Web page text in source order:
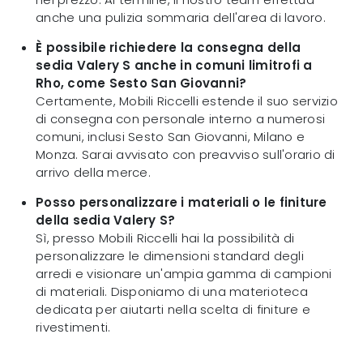
anche una pulizia sommaria dell'area di lavoro.
È possibile richiedere la consegna della
sedia Valery S anche in comuni limitrofi a
Rho, come Sesto San Giovanni?
Certamente, Mobili Riccelli estende il suo servizio
di consegna con personale interno a numerosi
comuni, inclusi Sesto San Giovanni, Milano e
Monza. Sarai avvisato con preavviso sull'orario di
arrivo della merce.
Posso personalizzare i materiali o le finiture
della sedia Valery S?
Sì, presso Mobili Riccelli hai la possibilità di
personalizzare le dimensioni standard degli
arredi e visionare un'ampia gamma di campioni
di materiali. Disponiamo di una materioteca
dedicata per aiutarti nella scelta di finiture e
rivestimenti.